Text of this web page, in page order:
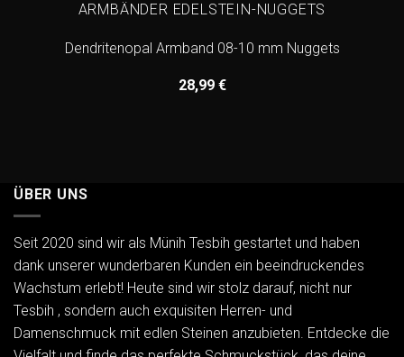
ARMBÄNDER EDELSTEIN-NUGGETS
Dendritenopal Armband 08-10 mm Nuggets
28,99 €
ÜBER UNS
Seit 2020 sind wir als Münih Tesbih gestartet und haben
dank unserer wunderbaren Kunden ein beeindruckendes
Wachstum erlebt! Heute sind wir stolz darauf, nicht nur
Tesbih , sondern auch exquisiten Herren- und
Damenschmuck mit edlen Steinen anzubieten. Entdecke die